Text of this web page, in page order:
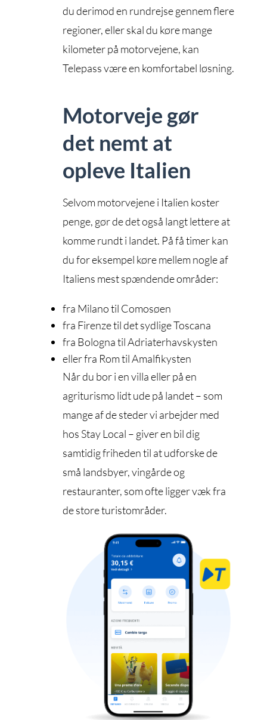
du derimod en rundrejse gennem flere
regioner, eller skal du køre mange
kilometer på motorvejene, kan
Telepass være en komfortabel løsning.
Motorveje gør
det nemt at
opleve Italien
Selvom motorvejene i Italien koster
penge, gør de det også langt lettere at
komme rundt i landet. På få timer kan
du for eksempel køre mellem nogle af
Italiens mest spændende områder:
fra Milano til Comosøen
fra Firenze til det sydlige Toscana
fra Bologna til Adriaterhavskysten
eller fra Rom til Amalfikysten
Når du bor i en villa eller på en
agriturismo lidt ude på landet – som
mange af de steder vi arbejder med
hos Stay Local – giver en bil dig
samtidig friheden til at udforske de
små landsbyer, vingårde og
restauranter, som ofte ligger væk fra
de store turistområder.